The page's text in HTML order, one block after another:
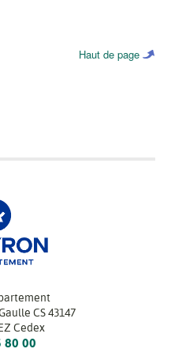
Haut de page
CS 43147
Cedex
80 00